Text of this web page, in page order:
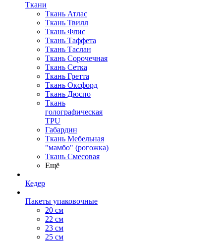
Ткани
Ткань Атлас
Ткань Твилл
Ткань Флис
Ткань Таффета
Ткань Таслан
Ткань Сорочечная
Ткань Сетка
Ткань Гретта
Ткань Оксфорд
Ткань Дюспо
Ткань
голографическая
TPU
Габардин
Ткань Мебельная
"мамбо" (рогожка)
Ткань Смесовая
Ещё
Кедер
Пакеты упаковочные
20 см
22 см
23 см
25 см